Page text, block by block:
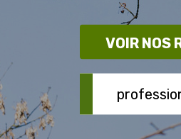
VOIR NOS